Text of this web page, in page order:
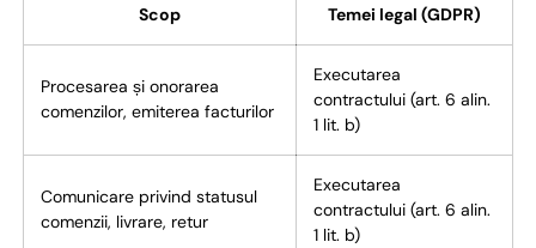
Scop Temei legal (GDPR)
Procesarea și onorarea
comenzilor, emiterea facturilor
Executarea
contractului (art. 6 alin.
1 lit. b)
Comunicare privind statusul
comenzii, livrare, retur
Executarea
contractului (art. 6 alin.
1 lit. b)